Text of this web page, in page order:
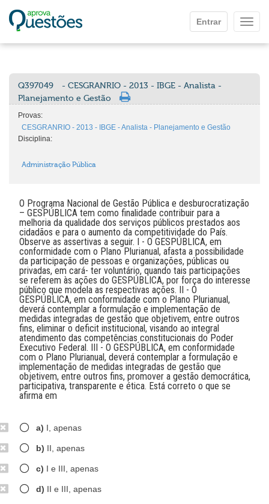
Entrar
Q397049
- CESGRANRIO - 2013 - IBGE - Analista -
Planejamento e Gestão
Provas:
CESGRANRIO - 2013 - IBGE - Analista - Planejamento e Gestão
Disciplina:
Administração Pública
O Programa Nacional de Gestão Pública e desburocratização
– GESPÚBLICA tem como finalidade contribuir para a
melhoria da qualidade dos serviços públicos prestados aos
cidadãos e para o aumento da competitividade do País.
Observe as assertivas a seguir. I - O GESPÚBLICA, em
conformidade com o Plano Plurianual, afasta a possibilidade
da participação de pessoas e organizações, públicas ou
privadas, em cará- ter voluntário, quando tais participações
se referem às ações do GESPÚBLICA, por força do interesse
público que modela as respectivas ações. II - O
GESPÚBLICA, em conformidade com o Plano Plurianual,
deverá contemplar a formulação e implementação de
medidas integradas de gestão que objetivem, entre outros
fins, eliminar o deficit institucional, visando ao integral
atendimento das competências constitucionais do Poder
Executivo Federal. III - O GESPÚBLICA, em conformidade
com o Plano Plurianual, deverá contemplar a formulação e
implementação de medidas integradas de gestão que
objetivem, entre outros fins, promover a gestão democrática,
participativa, transparente e ética. Está correto o que se
afirma em
a) I, apenas
b) II, apenas
c) I e III, apenas
d) II e III, apenas